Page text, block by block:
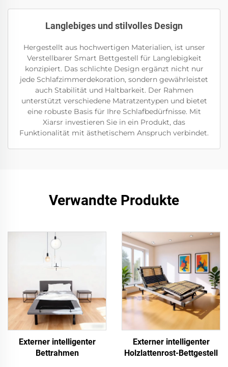
Langlebiges und stilvolles Design
Hergestellt aus hochwertigen Materialien, ist unser
Verstellbarer Smart Bettgestell für Langlebigkeit
konzipiert. Das schlichte Design ergänzt nicht nur
jede Schlafzimmerdekoration, sondern gewährleistet
auch Stabilität und Haltbarkeit. Der Rahmen
unterstützt verschiedene Matratzentypen und bietet
eine robuste Basis für Ihre Schlafbedürfnisse. Mit
Xiarsr investieren Sie in ein Produkt, das
Funktionalität mit ästhetischem Anspruch verbindet.
Verwandte Produkte
Externer intelligenter
Bettrahmen
Externer intelligenter
Holzlattenrost-Bettgestell